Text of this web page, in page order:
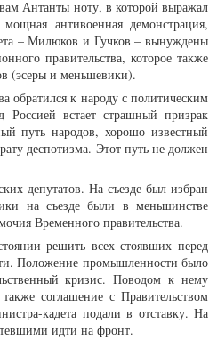
Антанты ноту, в которой выражал
антивоенная демонстрация,
– Милюков и Гучков – вынуждены
правительства, которое также
(эсеры и меньшевики).
обратился к народу с политическим
Россией встает страшный призрак
путь народов, хорошо известный
деспотизма. Этот путь не должен
депутатов. На съезде был избран
на съезде были в меньшинстве
Временного правительства.
решить всех стоявших перед
Положение промышленности было
кризис. Поводом к нему
соглашение с Правительством
кадета подали в отставку. На
идти на фронт.